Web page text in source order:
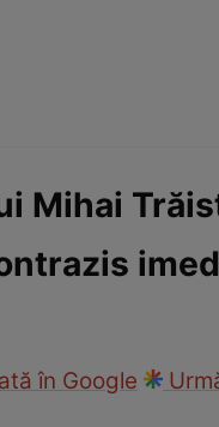
Mihai
în Google